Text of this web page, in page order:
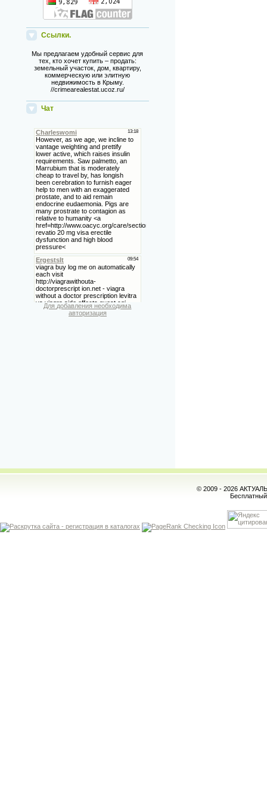
Ссылки.
Мы предлагаем удобный сервис для
тех, кто хочет купить – продать:
земельный участок, дом, квартиру,
коммерческую или элитную
недвижимость в Крыму.
//crimearealestat.ucoz.ru/
Чат
Для добавления необходима
авторизация
© 2009 - 2026